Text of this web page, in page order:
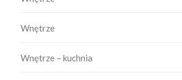
Wnętrze
Wnętrze – kuchnia